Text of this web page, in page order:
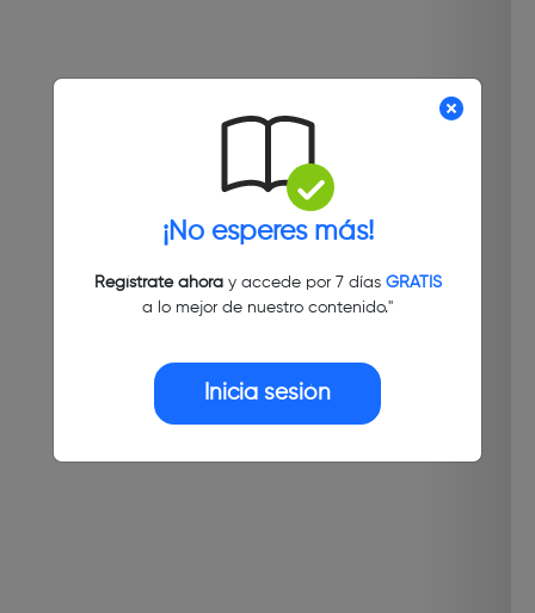
¡No esperes más!
Regístrate ahoray accede por 7 días GRATIS
a lo mejor de nuestro contenido."
Inicia sesión